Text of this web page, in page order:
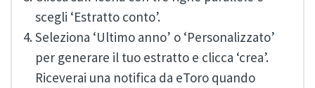
scegli ‘Estratto conto’.
Seleziona ‘Ultimo anno’ o ‘Personalizzato’
per generare il tuo estratto e clicca ‘crea’.
Riceverai una notifica da eToro quando